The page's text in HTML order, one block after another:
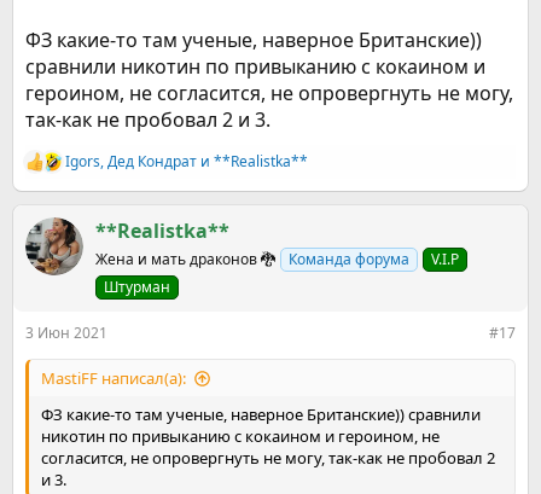
ФЗ какие-то там ученые, наверное Британские))
сравнили никотин по привыканию с кокаином и
героином, не согласится, не опровергнуть не могу,
так-как не пробовал 2 и 3.
Р
е
к
ц
и
Igors,Дед Кондрат и **Realistka**
**Realistka**
Жена и мать драконов 🐉 Команда форума
V.I.P
Штурман
3 Июн 2021 #17
MastiFF написал(а):
ФЗ какие-то там ученые, наверное Британские)) сравнили
никотин по привыканию с кокаином и героином, не
согласится, не опровергнуть не могу, так-как не пробовал 2
и 3.